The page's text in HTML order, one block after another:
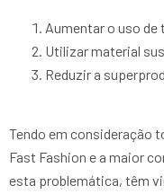
Aumentar o uso
Utilizar material
Reduzir a
Tendo em consideração
Fast Fashion e a maior
esta problemática, têm